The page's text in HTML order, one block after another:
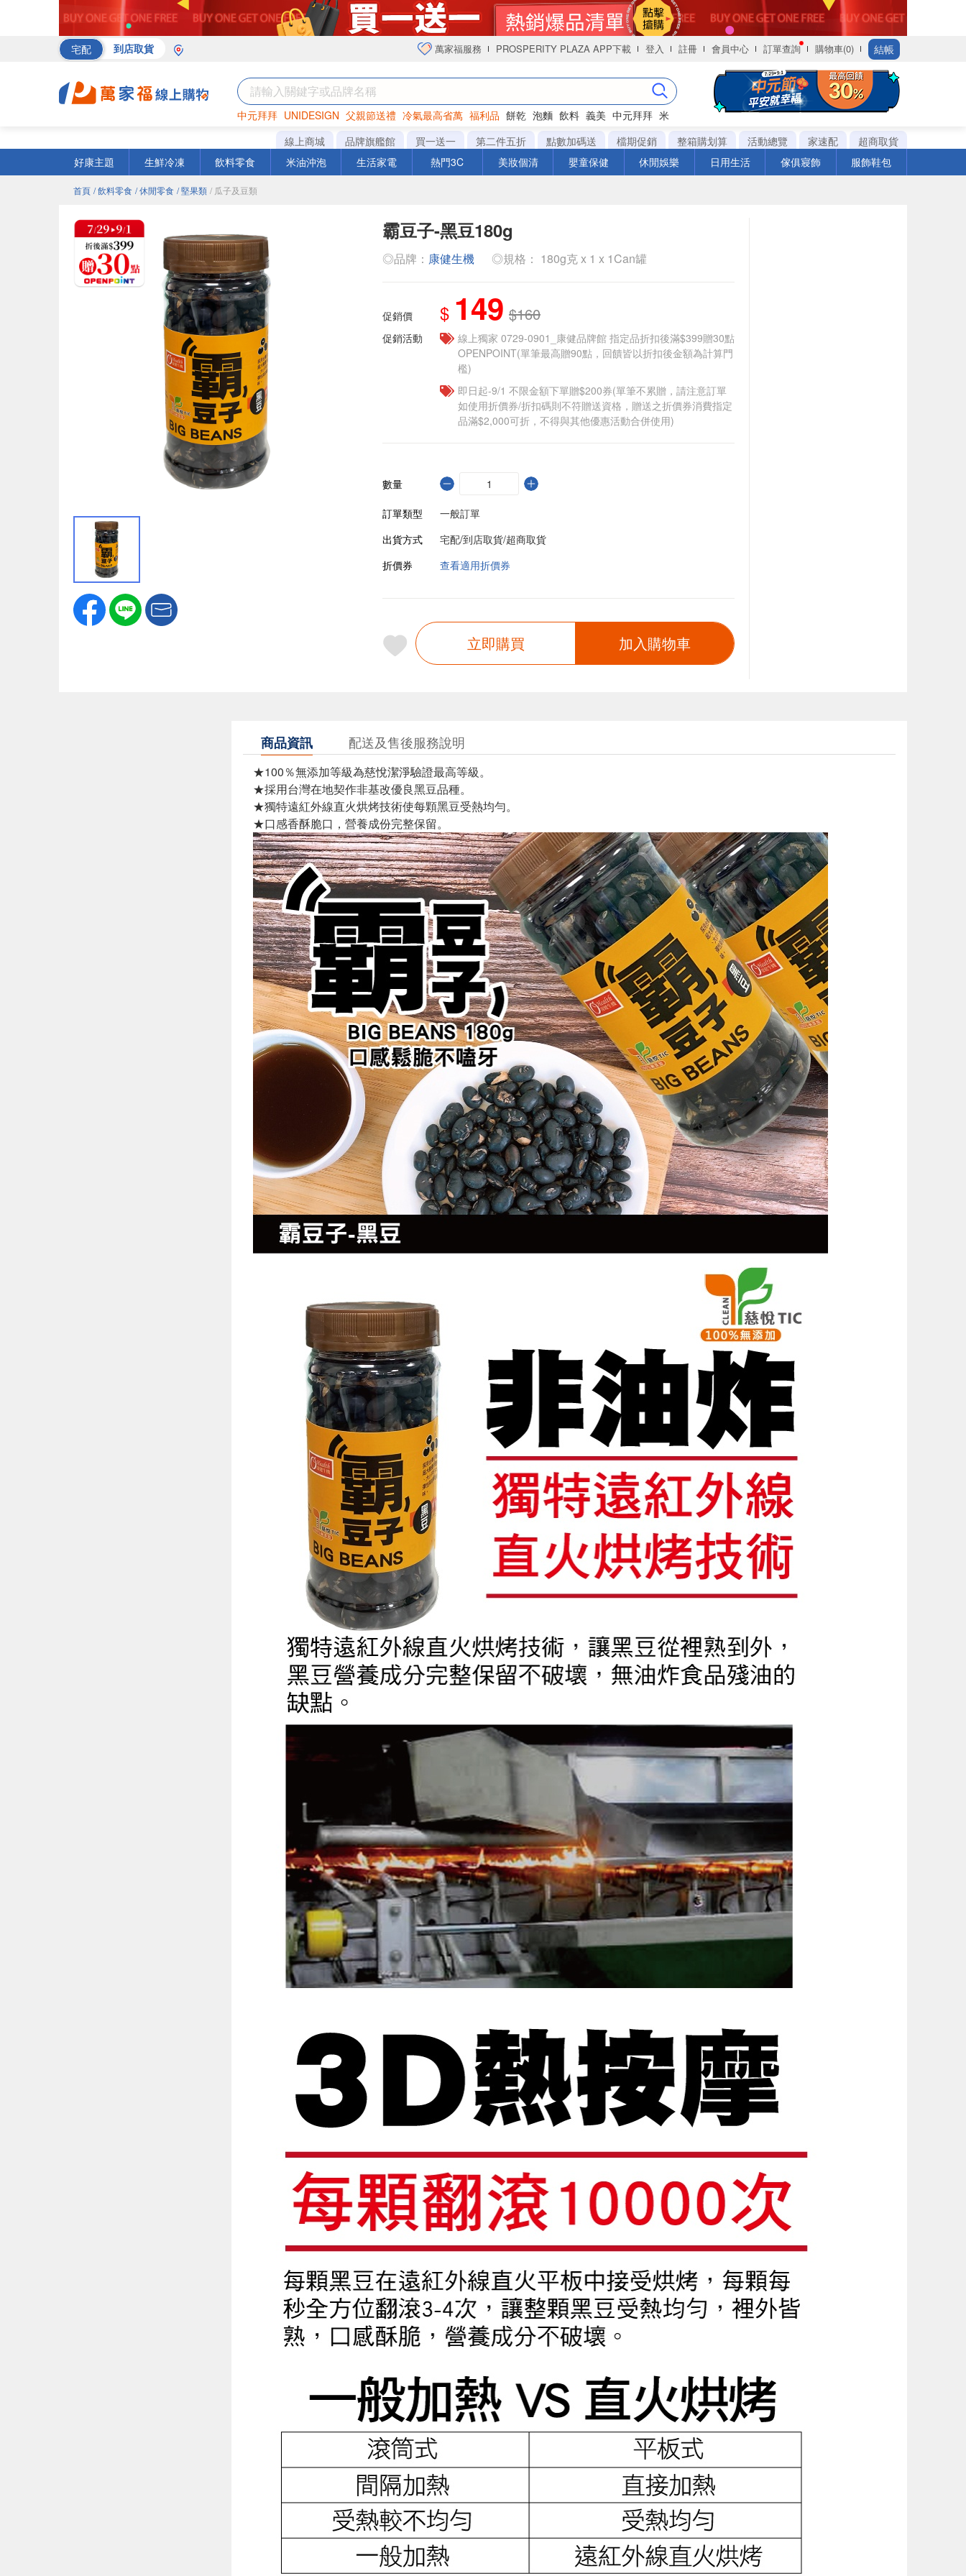
宅配 到店取貨 萬家福服務 PROSPERITY PLAZA APP下載 登入 註冊 會員中心 訂單查詢 購物車(0) 結帳
中元拜拜 UNIDESIGN 父親節送禮 冷氣最高省萬 福利品 餅乾 泡麵 飲料 義美 中元拜拜 米
海苔 巧克力 衛生紙
線上商城 品牌旗艦館 買一送一 第二件五折 點數加碼送 檔期促銷 整箱購划算 活動總覽 家速配
超商取貨
好康主題
生鮮冷凍 飲料零食 米油沖泡 生活家電 熱門3C 美妝個清 嬰童保健 休閒娛樂 日用生活 傢俱寢飾 服飾鞋包
首頁 / 飲料零食 / 休閒零食 / 堅果類 / 瓜子及豆類
霸豆子-黑豆180g
◎品牌： 康健生機 ◎規格： 180g克 x 1 x 1Can罐
促銷價 $ 149 $160
促銷活動
線上獨家 0729-0901_康健品牌館 指定品折扣後滿$399贈30點
OPENPOINT(單筆最高贈90點，回饋皆以折扣後金額為計算門
檻)
即日起-9/1 不限金額下單贈$200券(單筆不累贈，請注意訂單
如使用折價券/折扣碼則不符贈送資格，贈送之折價券消費指定
品滿$2,000可折，不得與其他優惠活動合併使用)
數量
訂單類型
一般訂單
出貨方式
宅配/到店取貨/超商取貨
折價券
查看適用折價券
立即購買 加入購物車
商品資訊 配送及售後服務說明
★100％無添加等級為慈悅潔淨驗證最高等級。
★採用台灣在地契作非基改優良黑豆品種。
★獨特遠紅外線直火烘烤技術使每顆黑豆受熱均勻。
★口感香酥脆口，營養成份完整保留。